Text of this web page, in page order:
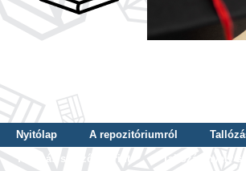
Nyitólap A repozitóriumról
Tallózás szerző szerint
Tallózás nyelv